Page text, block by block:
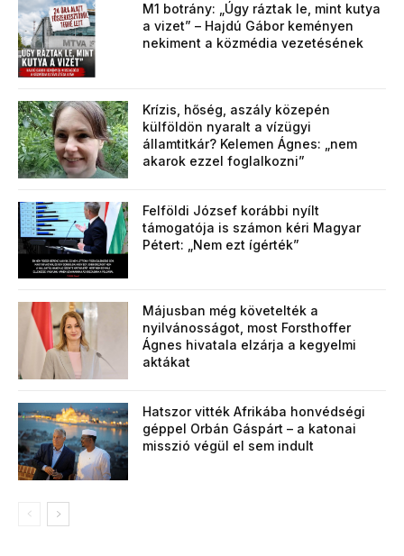
M1 botrány: „Úgy ráztak le, mint kutya
a vizet” – Hajdú Gábor keményen
nekiment a közmédia vezetésének
Krízis, hőség, aszály közepén
külföldön nyaralt a vízügyi
államtitkár? Kelemen Ágnes: „nem
akarok ezzel foglalkozni”
Felföldi József korábbi nyílt
támogatója is számon kéri Magyar
Pétert: „Nem ezt ígérték”
Májusban még követelték a
nyilvánosságot, most Forsthoffer
Ágnes hivatala elzárja a kegyelmi
aktákat
Hatszor vitték Afrikába honvédségi
géppel Orbán Gáspárt – a katonai
misszió végül el sem indult